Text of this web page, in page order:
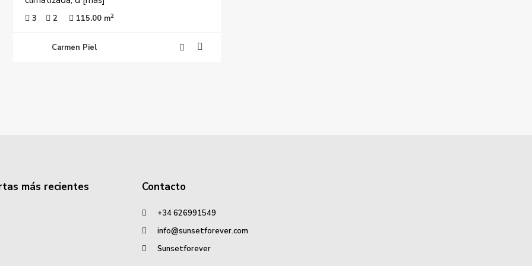
3 2 115.00 m2
Carmen Piel
más recientes Contacto
+34 626991549
info@sunsetforever.com
Sunsetforever